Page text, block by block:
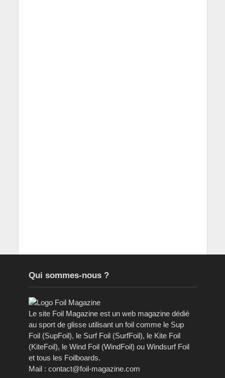
Qui sommes-nous ?
Le site Foil Magazine est un web magazine dédié
au sport de glisse utilisant un foil comme le Sup
Foil (SupFoil), le Surf Foil (SurfFoil), le Kite Foil
(KiteFoil), le Wind Foil (WindFoil) ou Windsurf Foil
et tous les Foilboards.
Mail : contact@foil-magazine.com